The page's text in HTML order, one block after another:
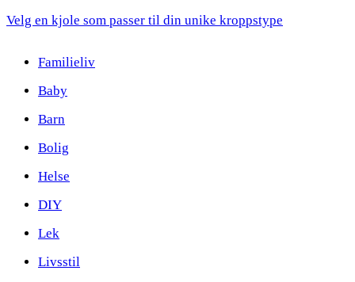
Velg en kjole som passer til din unike kroppstype
Familieliv
Baby
Barn
Bolig
Helse
DIY
Lek
Livsstil